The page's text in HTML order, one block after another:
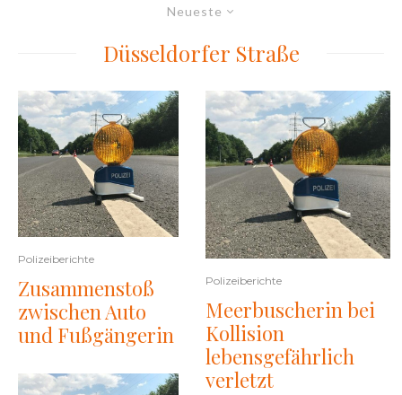
Neueste
Düsseldorfer Straße
Polizeiberichte
Zusammenstoß
zwischen Auto
und Fußgängerin
Polizeiberichte
Meerbuscherin bei
Kollision
lebensgefährlich
verletzt